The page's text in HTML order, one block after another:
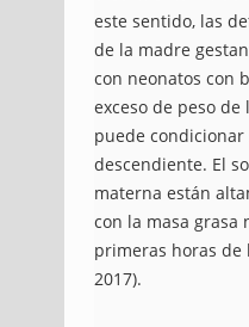
este sentido, las
de la madre
con neonatos con
exceso de peso
puede
descendiente. El
materna están
con la masa grasa
primeras horas de
2017).